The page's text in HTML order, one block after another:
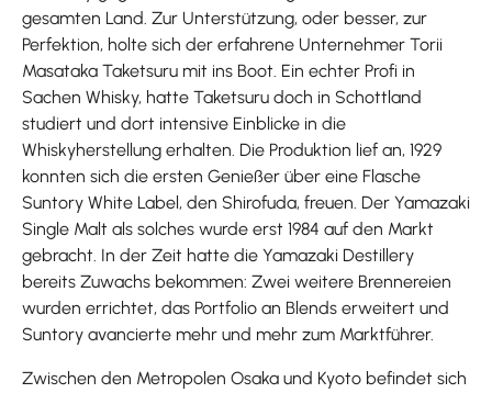
gesamten Land. Zur Unterstützung, oder besser, zur
Perfektion, holte sich der erfahrene Unternehmer Torii
Masataka Taketsuru mit ins Boot. Ein echter Profi in
Sachen Whisky, hatte Taketsuru doch in Schottland
studiert und dort intensive Einblicke in die
Whiskyherstellung erhalten. Die Produktion lief an, 1929
konnten sich die ersten Genießer über eine Flasche
Suntory White Label, den Shirofuda, freuen. Der Yamazaki
Single Malt als solches wurde erst 1984 auf den Markt
gebracht. In der Zeit hatte die Yamazaki Destillery
bereits Zuwachs bekommen: Zwei weitere Brennereien
wurden errichtet, das Portfolio an Blends erweitert und
Suntory avancierte mehr und mehr zum Marktführer.
Zwischen den Metropolen Osaka und Kyoto befindet sich